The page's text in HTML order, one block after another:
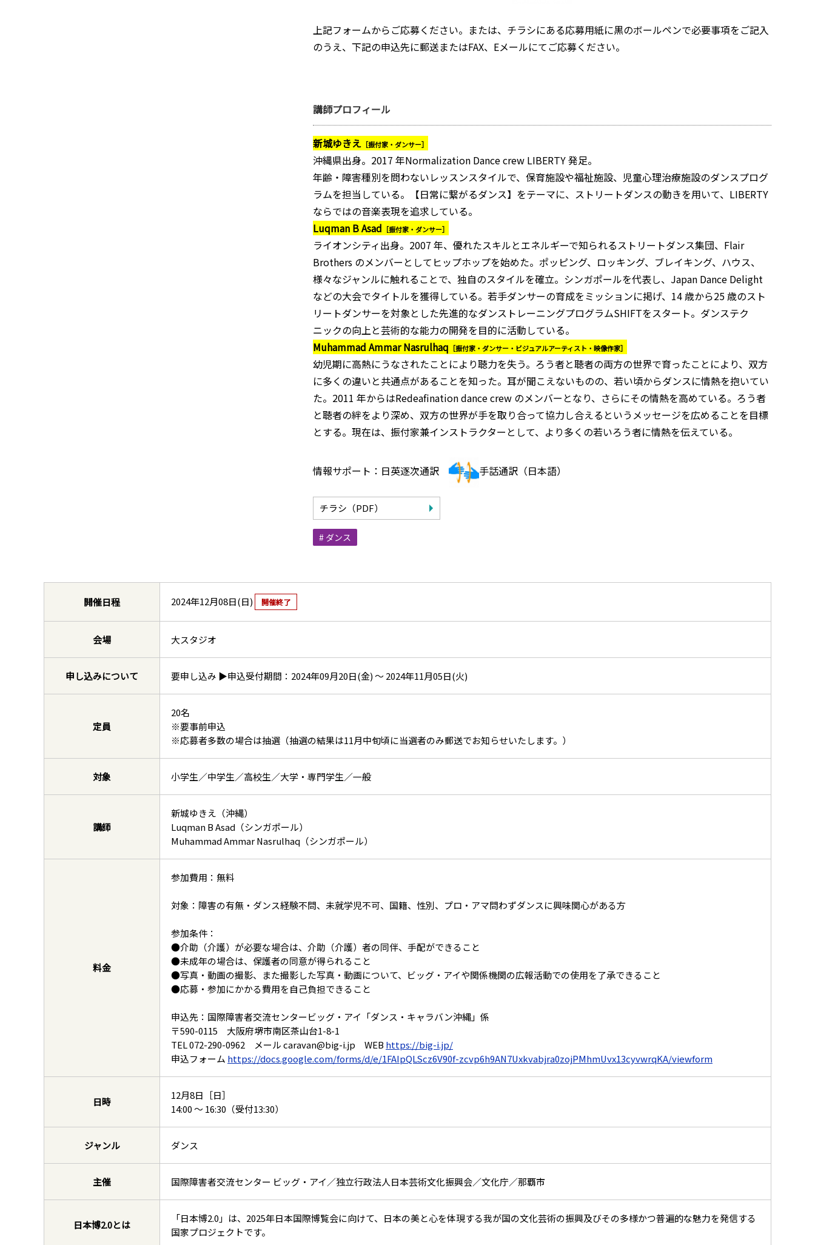
上記フォームからご応募ください。または、チラシにある応募用紙に黒のボールペンで必要事項をご記入
のうえ、下記の申込先に郵送またはFAX、Eメールにてご応募ください。
講師プロフィール
新城ゆきえ ［振付家・ダンサー］
沖縄県出身。2017 年Normalization Dance crew LIBERTY 発足。
年齢・障害種別を問わないレッスンスタイルで、保育施設や福祉施設、児童心理治療施設のダンスプログ
ラムを担当している。【日常に繋がるダンス】をテーマに、ストリートダンスの動きを用いて、LIBERTY
ならではの音楽表現を追求している。
Luqman B Asad ［振付家・ダンサー］
ライオンシティ出身。2007 年、優れたスキルとエネルギーで知られるストリートダンス集団、Flair
Brothers のメンバーとしてヒップホップを始めた。ポッピング、ロッキング、ブレイキング、ハウス、
様々なジャンルに触れることで、独自のスタイルを確立。シンガポールを代表し、Japan Dance Delight
などの大会でタイトルを獲得している。若手ダンサーの育成をミッションに掲げ、14 歳から25 歳のスト
リートダンサーを対象とした先進的なダンストレーニングプログラムSHIFTをスタート。ダンステク
ニックの向上と芸術的な能力の開発を目的に活動している。
Muhammad Ammar Nasrulhaq ［振付家・ダンサー・ビジュアルアーティスト・映像作家］
幼児期に高熱にうなされたことにより聴力を失う。ろう者と聴者の両方の世界で育ったことにより、双方
に多くの違いと共通点があることを知った。耳が聞こえないものの、若い頃からダンスに情熱を抱いてい
た。2011 年からはRedeafination dance crew のメンバーとなり、さらにその情熱を高めている。ろう者
と聴者の絆をより深め、双方の世界が手を取り合って協力し合えるというメッセージを広めることを目標
とする。現在は、振付家兼インストラクターとして、より多くの若いろう者に情熱を伝えている。
情報サポート：日英逐次通訳 手話通訳（日本語）
チラシ（PDF）
# ダンス
開催日程 2024年12月08日(日) 開催終了
会場 大スタジオ
申し込みについて 要申し込み ▶申込受付期間：2024年09月20日(金) ～ 2024年11月05日(火)
定員
20名
※要事前申込
※応募者多数の場合は抽選（抽選の結果は11月中旬頃に当選者のみ郵送でお知らせいたします。）
対象 小学生／中学生／高校生／大学・専門学生／一般
講師
新城ゆきえ（沖縄）
Luqman B Asad（シンガポール）
Muhammad Ammar Nasrulhaq（シンガポール）
料金
参加費用：無料
対象：障害の有無・ダンス経験不問、未就学児不可、国籍、性別、プロ・アマ問わずダンスに興味関心がある方
参加条件：
●介助（介護）が必要な場合は、介助（介護）者の同伴、手配ができること
●未成年の場合は、保護者の同意が得られること
●写真・動画の撮影、また撮影した写真・動画について、ビッグ・アイや関係機関の広報活動での使用を了承できること
●応募・参加にかかる費用を自己負担できること
申込先：国際障害者交流センタービッグ・アイ「ダンス・キャラバン沖縄」係
〒590-0115 大阪府堺市南区茶山台1-8-1
TEL 072-290-0962 メール caravan@big-i.jp WEB https://big-i.jp/
申込フォーム https://docs.google.com/forms/d/e/1FAIpQLScz6V90f-zcvp6h9AN7Uxkvabjra0zojPMhmUvx13cyvwrqKA/viewform
日時
12月8日［日］
14:00 ～ 16:30（受付13:30）
ジャンル ダンス
主催 国際障害者交流センター ビッグ・アイ／独立行政法人日本芸術文化振興会／文化庁／那覇市
日本博2.0とは
「日本博2.0」は、2025年日本国際博覧会に向けて、日本の美と心を体現する我が国の文化芸術の振興及びその多様かつ普遍的な魅力を発信する
国家プロジェクトです。